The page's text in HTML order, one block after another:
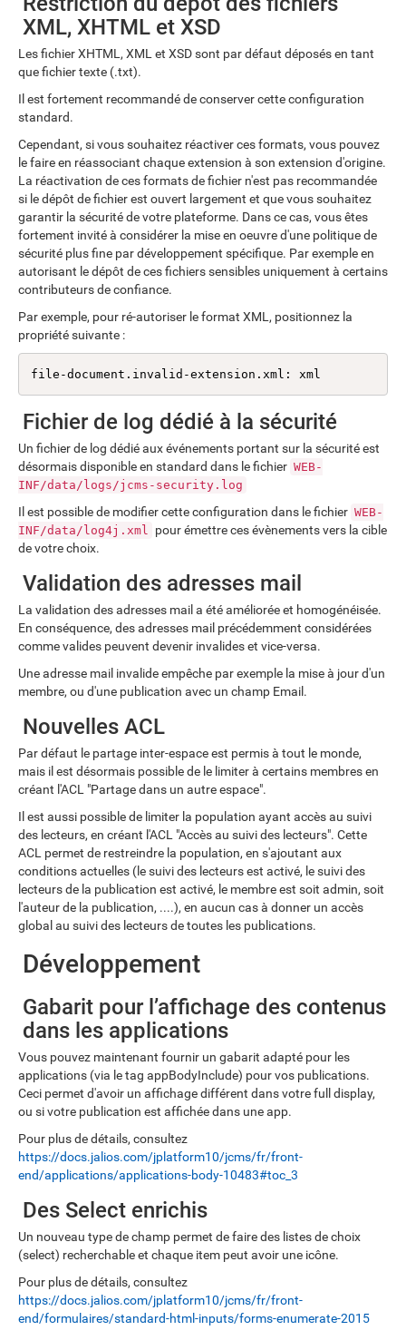
XML, XHTML et XSD
Les fichier XHTML, XML et XSD sont par défaut déposés en tant
que fichier texte (.txt).
Il est fortement recommandé de conserver cette configuration
standard.
Cependant, si vous souhaitez réactiver ces formats, vous pouvez
le faire en réassociant chaque extension à son extension d'origine.
La réactivation de ces formats de fichier n'est pas recommandée
si le dépôt de fichier est ouvert largement et que vous souhaitez
garantir la sécurité de votre plateforme. Dans ce cas, vous êtes
fortement invité à considérer la mise en oeuvre d'une politique de
sécurité plus fine par développement spécifique. Par exemple en
autorisant le dépôt de ces fichiers sensibles uniquement à certains
contributeurs de confiance.
Par exemple, pour ré-autoriser le format XML, positionnez la
propriété suivante :
file-document.invalid-extension.xml: xml
Fichier de log dédié à la sécurité
Un fichier de log dédié aux événements portant sur la sécurité est
désormais disponible en standard dans le fichier WEB-
INF/data/logs/jcms-security.log
Il est possible de modifier cette configuration dans le fichier WEB-
INF/data/log4j.xml
pour émettre ces évènements vers la cible
de votre choix.
Validation des adresses mail
La validation des adresses mail a été améliorée et homogénéisée.
En conséquence, des adresses mail précédemment considérées
comme valides peuvent devenir invalides et vice-versa.
Une adresse mail invalide empêche par exemple la mise à jour d'un
membre, ou d'une publication avec un champ Email.
Nouvelles ACL
Par défaut le partage inter-espace est permis à tout le monde,
mais il est désormais possible de le limiter à certains membres en
créant l'ACL "Partage dans un autre espace".
Il est aussi possible de limiter la population ayant accès au suivi
des lecteurs, en créant l'ACL "Accès au suivi des lecteurs". Cette
ACL permet de restreindre la population, en s'ajoutant aux
conditions actuelles (le suivi des lecteurs est activé, le suivi des
lecteurs de la publication est activé, le membre est soit admin, soit
l'auteur de la publication, ....), en aucun cas à donner un accès
global au suivi des lecteurs de toutes les publications.
Développement
Gabarit pour l’affichage des contenus
dans les applications
Vous pouvez maintenant fournir un gabarit adapté pour les
applications (via le tag appBodyInclude) pour vos publications.
Ceci permet d'avoir un affichage différent dans votre full display,
ou si votre publication est affichée dans une app.
Pour plus de détails, consultez
https://docs.jalios.com/jplatform10/jcms/fr/front-
end/applications/applications-body-10483#toc_3
Des Select enrichis
Un nouveau type de champ permet de faire des listes de choix
(select) recherchable et chaque item peut avoir une icône.
Pour plus de détails, consultez
https://docs.jalios.com/jplatform10/jcms/fr/front-
end/formulaires/standard-html-inputs/forms-enumerate-2015